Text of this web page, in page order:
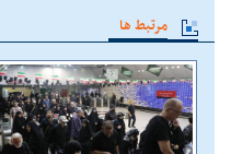
مرتبط ها